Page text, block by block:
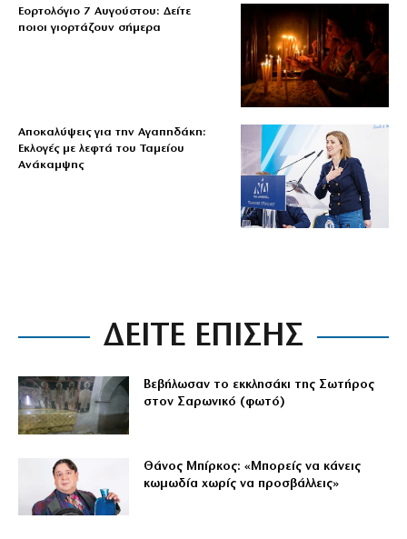
Εορτολόγιο 7 Αυγούστου: Δείτε
ποιοι γιορτάζουν σήμερα
Αποκαλύψεις για την Αγαπηδάκη:
Εκλογές με λεφτά του Ταμείου
Ανάκαμψης
ΔΕΙΤΕ ΕΠΙΣΗΣ
Βεβήλωσαν το εκκλησάκι της Σωτήρος
στον Σαρωνικό (φωτό)
Θάνος Μπίρκος: «Μπορείς να κάνεις
κωμωδία χωρίς να προσβάλλεις»